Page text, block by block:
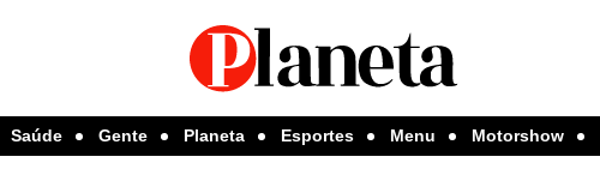
Saúde Gente Planeta Esportes Menu Motorshow